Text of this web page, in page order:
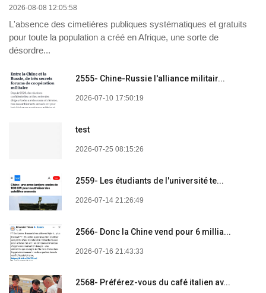
2026-08-08 12:05:58
L'absence des cimetières publiques systématiques et gratuits
pour toute la population a créé en Afrique, une sorte de
désordre...
2555- Chine-Russie l'alliance militair...
2026-07-10 17:50:19
test
2026-07-25 08:15:26
2559- Les étudiants de l'université te...
2026-07-14 21:26:49
2566- Donc la Chine vend pour 6 millia...
2026-07-16 21:43:33
2568- Préférez-vous du café italien av...